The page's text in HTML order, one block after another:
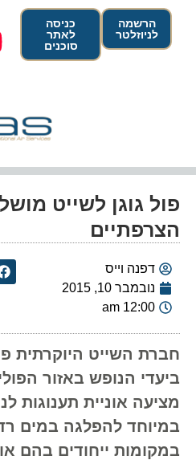
הרשמה
לניוזלטר
כניסה
לאתר
סוכנים
פול גוגן לשייט
הצרפתיים
דפנה וייס
נובמבר 10, 2015
12:00 am
חברת השייט היוקרתית
ביעדי הנופש באזור
מציעה אוניית תענוגות
במיוחד להפלגה במים
במקומות ייחודים בהם